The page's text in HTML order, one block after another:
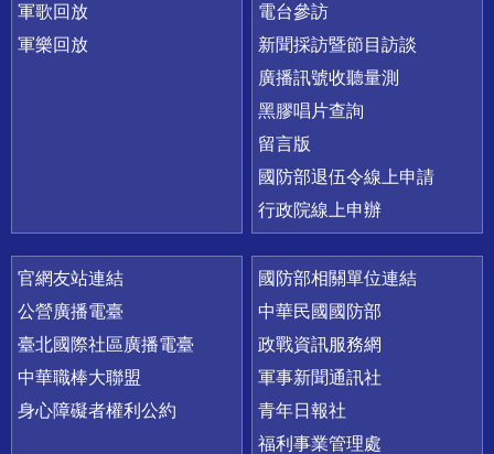
軍歌回放
軍樂回放
電台參訪
新聞採訪暨節目訪談
廣播訊號收聽量測
黑膠唱片查詢
留言版
國防部退伍令線上申請
行政院線上申辦
官網友站連結
公營廣播電臺
臺北國際社區廣播電臺
中華職棒大聯盟
身心障礙者權利公約
國防部相關單位連結
中華民國國防部
政戰資訊服務網
軍事新聞通訊社
青年日報社
福利事業管理處